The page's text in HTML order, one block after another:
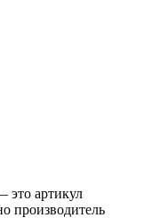
это артикул
производитель